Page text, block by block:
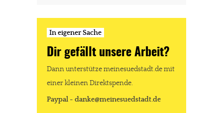
In eigener Sache
Dir gefällt unsere Arbeit?
Dann unterstütze meinesuedstadt.de mit
einer kleinen Direktspende.
Paypal - danke@meinesuedstadt.de